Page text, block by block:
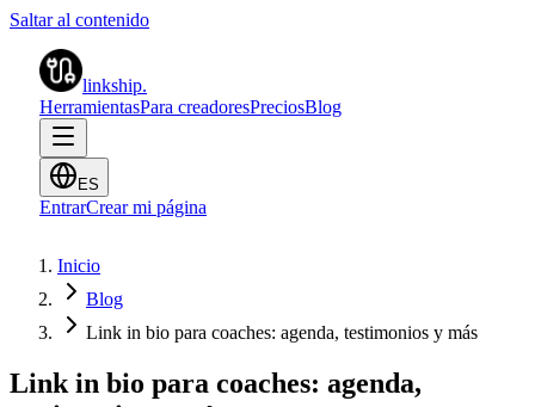
Saltar al contenido
linkship.
HerramientasPara creadoresPreciosBlog
ES
EntrarCrear mi página
Inicio
Blog
Link in bio para coaches: agenda, testimonios y más
Link in bio para coaches: agenda,